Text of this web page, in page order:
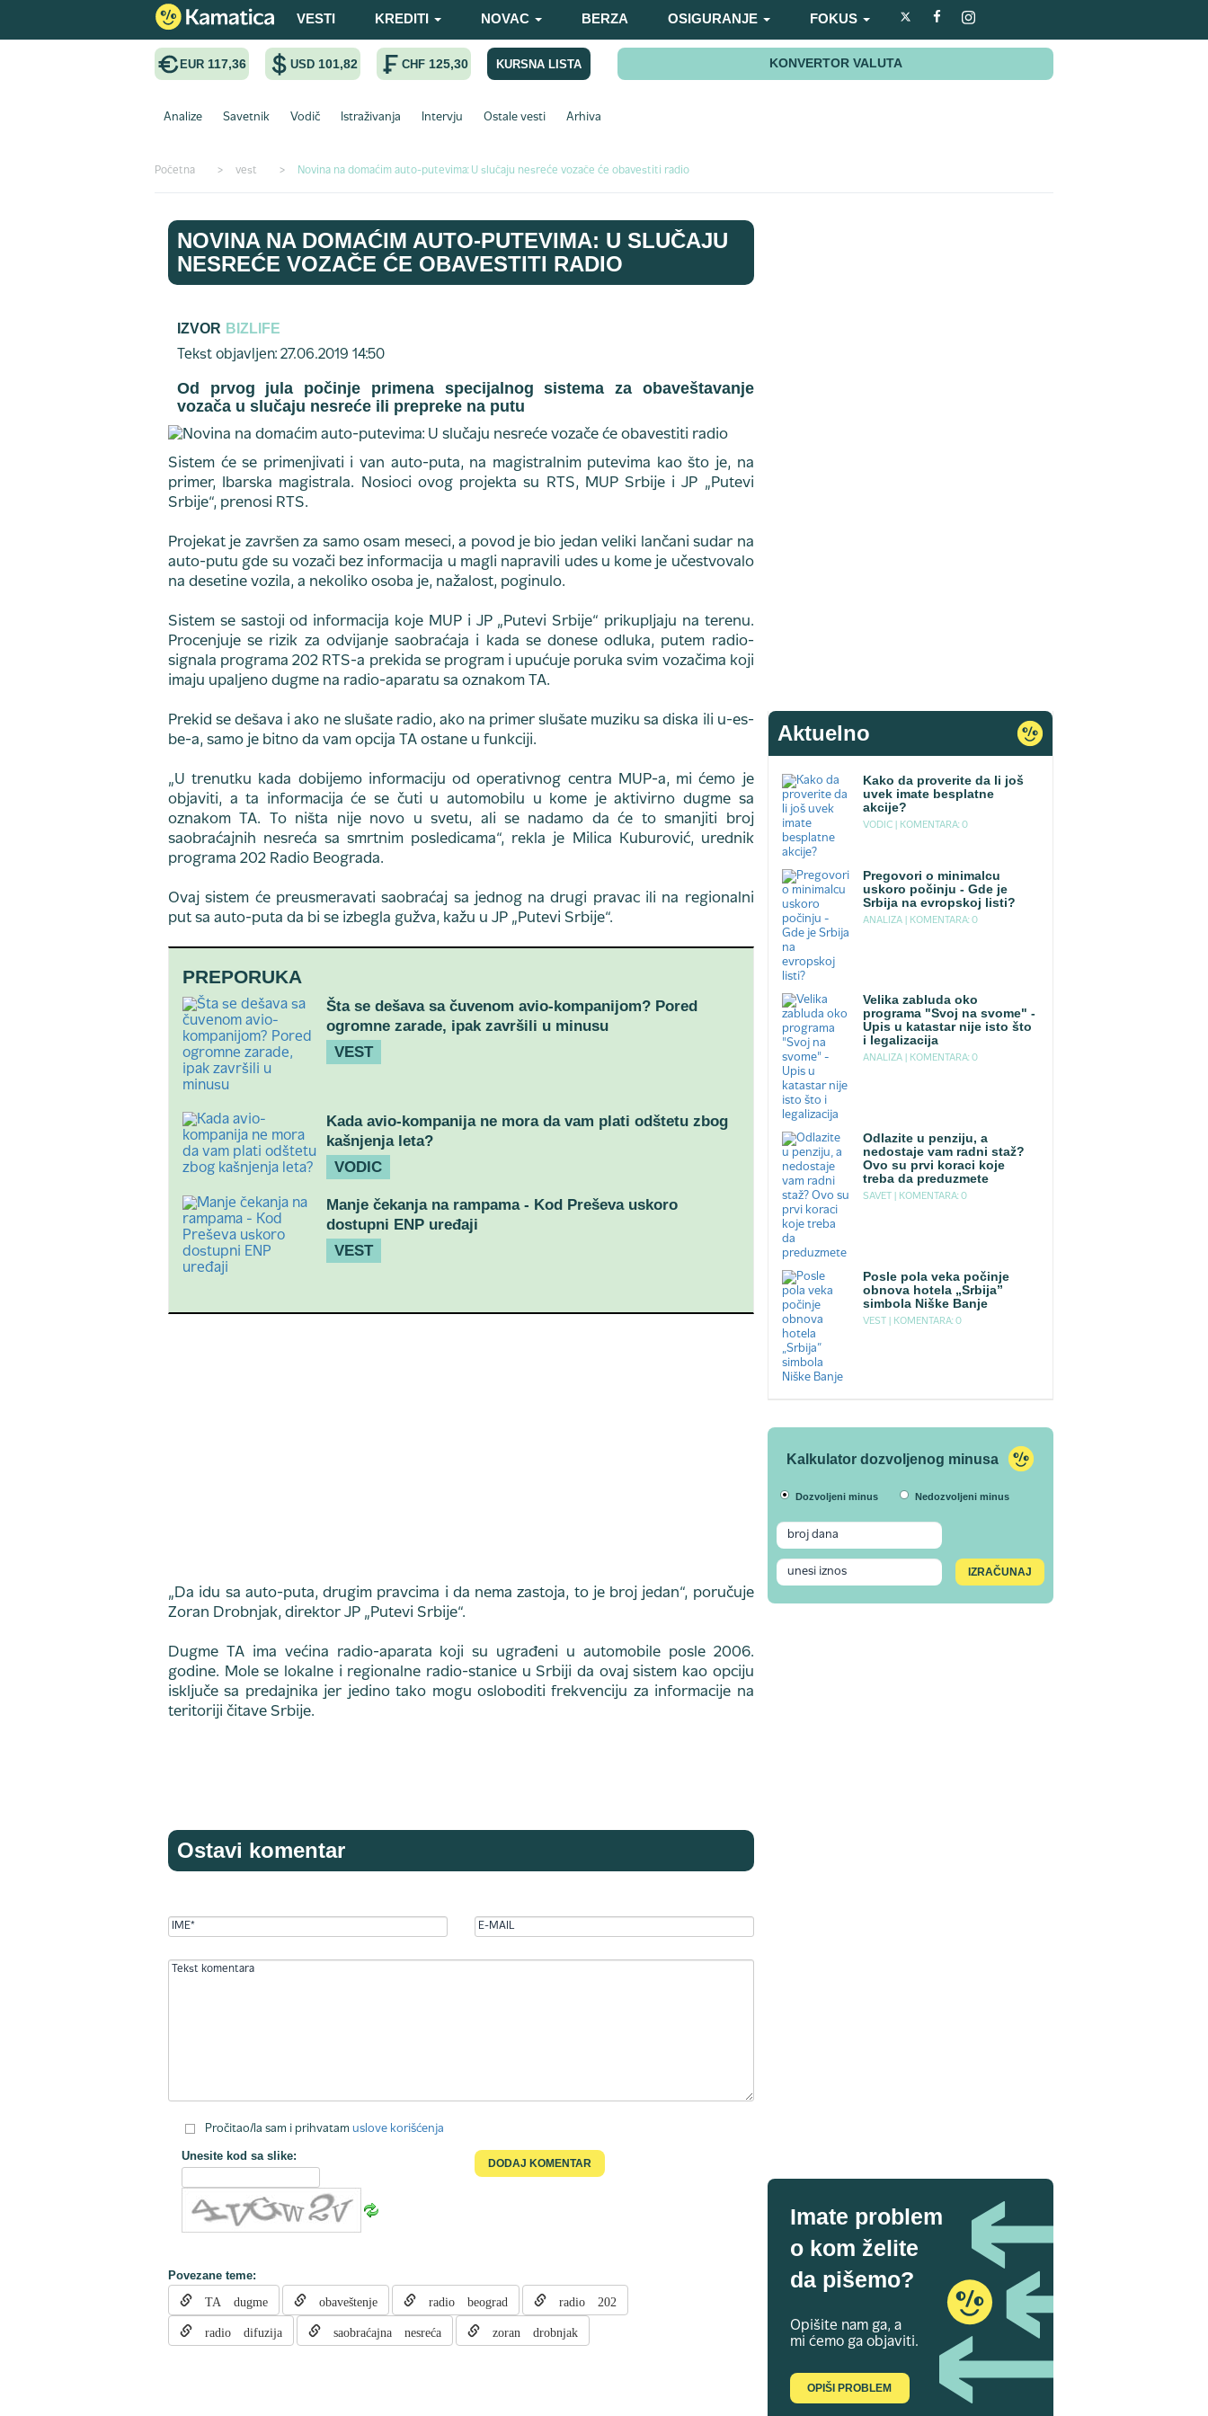
VESTI KREDITI NOVAC BERZA OSIGURANJE FOKUS
EUR 117,36 USD 101,82 CHF 125,30 KURSNA LISTA KONVERTOR VALUTA
Analize Savetnik Vodič Istraživanja Intervju Ostale vesti Arhiva
Početna > vest > Novina na domaćim auto-putevima: U slučaju nesreće vozače će obavestiti radio
NOVINA NA DOMAĆIM AUTO-PUTEVIMA: U SLUČAJU
NESREĆE VOZAČE ĆE OBAVESTITI RADIO
IZVOR BIZLIFE
Tekst objavljen: 27.06.2019 14:50
Od prvog jula počinje primena specijalnog sistema za obaveštavanje
vozača u slučaju nesreće ili prepreke na putu
Sistem će se primenjivati i van auto-puta, na magistralnim putevima kao što je, na
primer, Ibarska magistrala. Nosioci ovog projekta su RTS, MUP Srbije i JP „Putevi
Srbije“, prenosi RTS.
Projekat je završen za samo osam meseci, a povod je bio jedan veliki lančani sudar na
auto-putu gde su vozači bez informacija u magli napravili udes u kome je učestvovalo
na desetine vozila, a nekoliko osoba je, nažalost, poginulo.
Sistem se sastoji od informacija koje MUP i JP „Putevi Srbije“ prikupljaju na terenu.
Procenjuje se rizik za odvijanje saobraćaja i kada se donese odluka, putem radio-
signala programa 202 RTS-a prekida se program i upućuje poruka svim vozačima koji
imaju upaljeno dugme na radio-aparatu sa oznakom TA.
Prekid se dešava i ako ne slušate radio, ako na primer slušate muziku sa diska ili u-es-
be-a, samo je bitno da vam opcija TA ostane u funkciji.
„U trenutku kada dobijemo informaciju od operativnog centra MUP-a, mi ćemo je
objaviti, a ta informacija će se čuti u automobilu u kome je aktivirno dugme sa
oznakom TA. To ništa nije novo u svetu, ali se nadamo da će to smanjiti broj
saobraćajnih nesreća sa smrtnim posledicama“, rekla je Milica Kuburović, urednik
programa 202 Radio Beograda.
Ovaj sistem će preusmeravati saobraćaj sa jednog na drugi pravac ili na regionalni
put sa auto-puta da bi se izbegla gužva, kažu u JP „Putevi Srbije“.
PREPORUKA
Šta se dešava sa čuvenom avio-kompanijom? Pored
ogromne zarade, ipak završili u minusu
VEST
Kada avio-kompanija ne mora da vam plati odštetu zbog
kašnjenja leta?
VODIC
Manje čekanja na rampama - Kod Preševa uskoro
dostupni ENP uređaji
VEST
„Da idu sa auto-puta, drugim pravcima i da nema zastoja, to je broj jedan“, poručuje
Zoran Drobnjak, direktor JP „Putevi Srbije“.
Dugme TA ima većina radio-aparata koji su ugrađeni u automobile posle 2006.
godine. Mole se lokalne i regionalne radio-stanice u Srbiji da ovaj sistem kao opciju
isključe sa predajnika jer jedino tako mogu osloboditi frekvenciju za informacije na
teritoriji čitave Srbije.
Ostavi komentar
Pročitao/la sam i prihvatam uslove korišćenja
Unesite kod sa slike:
Povezane teme:
TA dugme obaveštenje radio beograd radio 202
radio difuzija saobraćajna nesreća zoran drobnjak
Aktuelno
Kako da proverite da li još
uvek imate besplatne
akcije?
VODIC | KOMENTARA: 0
Pregovori o minimalcu
uskoro počinju - Gde je
Srbija na evropskoj listi?
ANALIZA | KOMENTARA: 0
Velika zabluda oko
programa "Svoj na svome" -
Upis u katastar nije isto što
i legalizacija
ANALIZA | KOMENTARA: 0
Odlazite u penziju, a
nedostaje vam radni staž?
Ovo su prvi koraci koje
treba da preduzmete
SAVET | KOMENTARA: 0
Posle pola veka počinje
obnova hotela „Srbija”
simbola Niške Banje
VEST | KOMENTARA: 0
Kalkulator dozvoljenog minusa
Dozvoljeni minus Nedozvoljeni minus
Imate problem
o kom želite
da pišemo?
Opišite nam ga, a
mi ćemo ga objaviti.
OPIŠI PROBLEM